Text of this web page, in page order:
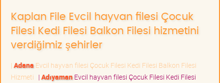
Kaplan File Evcil hayvan filesi Çocuk
Filesi Kedi Filesi Balkon Filesi hizmetini
verdiğimiz şehirler
| Adana Evcil hayvan filesi Çocuk Filesi Kedi Filesi Balkon Filesi
Hizmeti | AdıyamanEvcil hayvan filesi Çocuk Filesi Kedi Filesi